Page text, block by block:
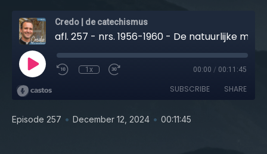
Credo | de catechismus
1x 00:00 / 00:11:45
SUBSCRIBE SHARE
Episode 257 • December 12, 2024 • 00:11:45